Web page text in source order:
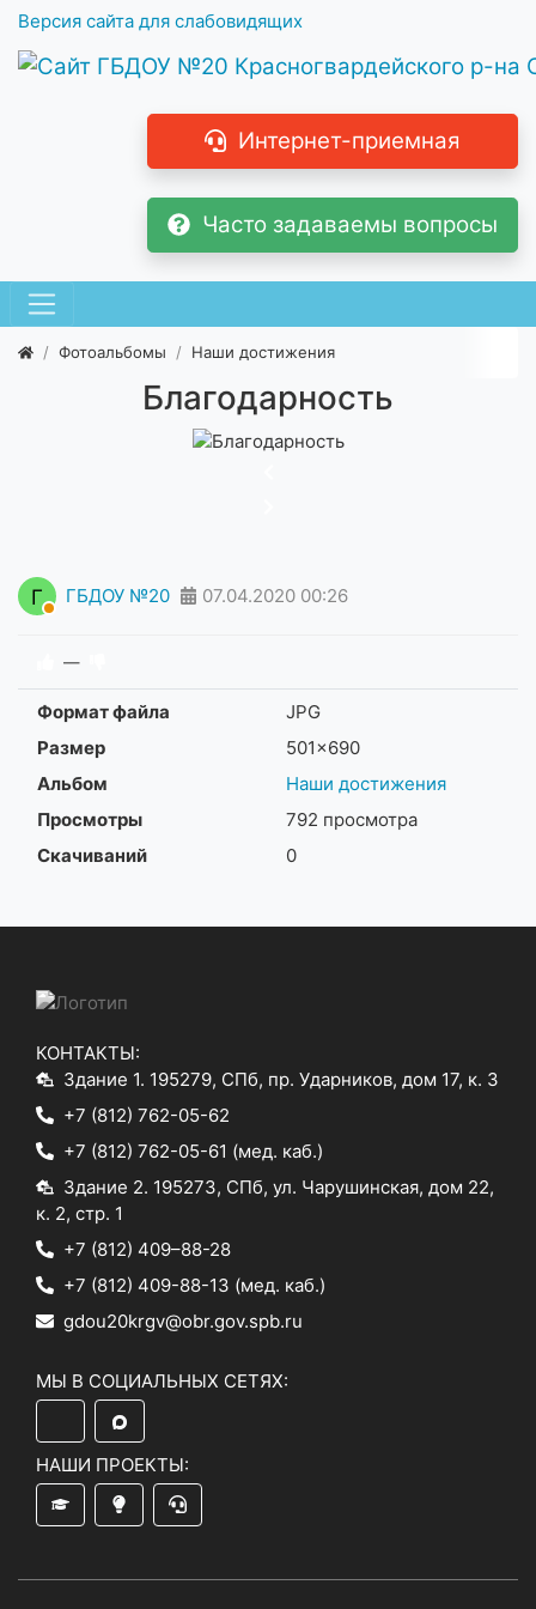
Версия сайта для слабовидящих
Интернет-приемная
Часто задаваемы вопросы
Фотоальбомы Наши достижения
Благодарность
Г ГБДОУ №20 07.04.2020 00:26
—
Формат файла
JPG
Размер
501×690
Альбом
Наши достижения
Просмотры
792 просмотра
Скачиваний
0
КОНТАКТЫ:
Здание 1. 195279, СПб, пр. Ударников, дом 17, к. 3
+7 (812) 762-05-62
+7 (812) 762-05-61 (мед. каб.)
Здание 2. 195273, СПб, ул. Чарушинская, дом 22,
к. 2, стр. 1
+7 (812) 409–88-28
+7 (812) 409-88-13 (мед. каб.)
gdou20krgv@obr.gov.spb.ru
МЫ В СОЦИАЛЬНЫХ СЕТЯХ:
НАШИ ПРОЕКТЫ: